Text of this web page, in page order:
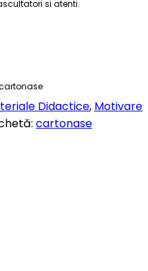
si atenti.
Didactice, Motivare
cartonase